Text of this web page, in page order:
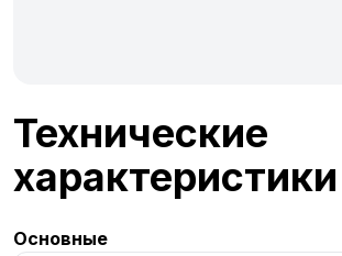
Технические
характеристики
Основные